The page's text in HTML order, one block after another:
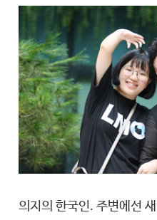
이 정도 늘려서 뭐가
치료를 포기하고 싶
안인숙 / 홍새영 환자
일요일에 저녁 먹고
의지의 한국인. 주변에선